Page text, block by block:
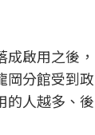
啟用之後，
岡分館受到政
的人越多、後